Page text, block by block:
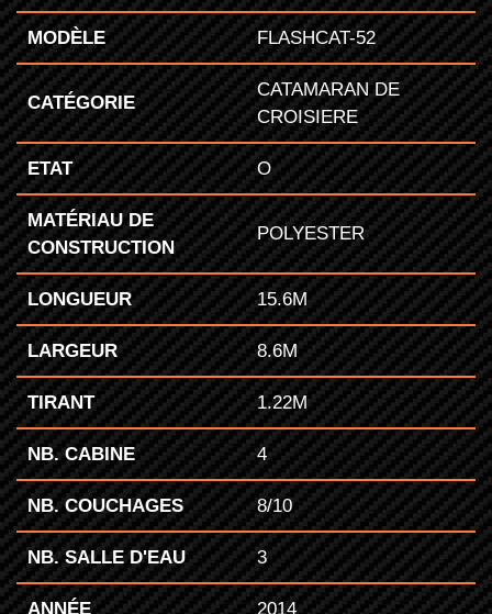
MODÈLE FLASHCAT-52
CATÉGORIE
CATAMARAN DE
CROISIERE
ETAT O
MATÉRIAU DE
CONSTRUCTION
POLYESTER
LONGUEUR 15.6M
LARGEUR 8.6M
TIRANT 1.22M
NB. CABINE 4
NB. COUCHAGES 8/10
NB. SALLE D'EAU 3
ANNÉE 2014